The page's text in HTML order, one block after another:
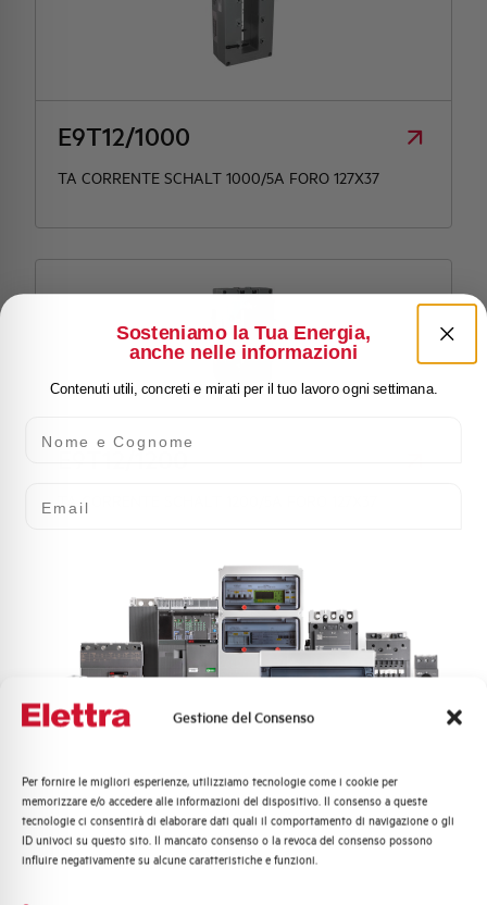
Gestione del Consenso
Per fornire le migliori esperienze, utilizziamo tecnologie come i cookie per
memorizzare e/o accedere alle informazioni del dispositivo. Il consenso a queste
tecnologie ci consentirà di elaborare dati quali il comportamento di navigazione o gli
ID univoci su questo sito. Il mancato consenso o la revoca del consenso possono
influire negativamente su alcune caratteristiche e funzioni.
E9T12/1000
TA CORRENTE SCHALT 1000/5A FORO 127X37
E9T12/1200
TA CORRENTE SCHALT 1200/5A FORO 127X37
E9T/15
TA CORRENTE SCHALT 15/5A PRIM. AVVOLTO
Sosteniamo la Tua Energia,
anche nelle informazioni
Contenuti utili, concreti e mirati per il tuo lavoro ogni settimana.
Quali argomenti ti interessano di più?
Distribuzione di Energia
Automazione Industriale